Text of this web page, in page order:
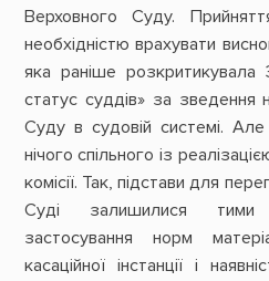
Верховного Суду.
необхідністю врахувати
яка раніше розкритикувала
статус суддів» за зведення
Суду в судовій системі.
нічого спільного із
комісії. Так, підстави для
Суді залишилися тими
застосування норм
касаційної інстанції і